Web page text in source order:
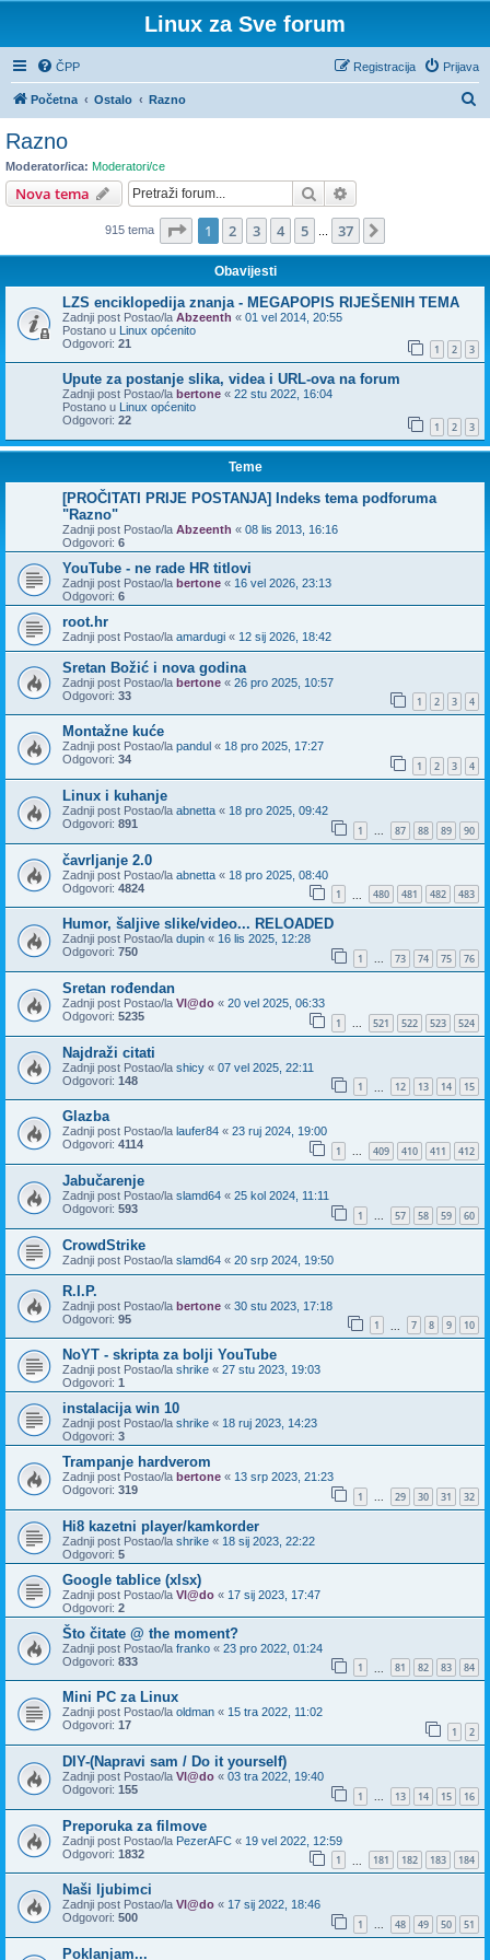
Linux za Sve forum
ČPP Prijava
Registracija
Početna Ostalo Razno
ž
Razno
Moderator/ica: Moderatori/ce
Nova tema Pretražnik
915 tema Stranica: 1/ 37.
1 2 3 4 5 37
Obavijesti
LZS enciklopedija znanja - MEGAPOPIS RIJEŠENIH TEMA
Zadnji post Postao/la Abzeenth « 01 vel 2014, 20:55
Postano u Linux općenito
Odgovori: 21 1 2 3
Upute za postanje slika, videa i URL-ova na forum
Zadnji post Postao/la bertone « 22 stu 2022, 16:04
Postano u Linux općenito
Odgovori: 22 1 2 3
Teme
[PROČITATI PRIJE POSTANJA] Indeks tema podforuma
"Razno"
Zadnji post Postao/la Abzeenth « 08 lis 2013, 16:16
Odgovori: 6
YouTube - ne rade HR titlovi
Zadnji post Postao/la bertone « 16 vel 2026, 23:13
Odgovori: 6
root.hr
Zadnji post Postao/la amardugi « 12 sij 2026, 18:42
Sretan Božić i nova godina
Zadnji post Postao/la bertone « 26 pro 2025, 10:57
Odgovori: 33 1 2 3 4
Montažne kuće
Zadnji post Postao/la pandul « 18 pro 2025, 17:27
Odgovori: 34 1 2 3 4
Linux i kuhanje
Zadnji post Postao/la abnetta « 18 pro 2025, 09:42
Odgovori: 891 1 ... 87 88 89 90
čavrljanje 2.0
Zadnji post Postao/la abnetta « 18 pro 2025, 08:40
Odgovori: 4824 1 480 481 482 483
Humor, šaljive slike/video... RELOADED
Zadnji post Postao/la dupin « 16 lis 2025, 12:28
Odgovori: 750 1 ... 73 74 75 76
Sretan rođendan
Zadnji post Postao/la Vl@do « 20 vel 2025, 06:33
Odgovori: 5235 1 ... 521 522 523 524
Najdraži citati
Zadnji post Postao/la shicy « 07 vel 2025, 22:11
Odgovori: 148 1 12 13 14 15
Glazba
Zadnji post Postao/la laufer84 « 23 ruj 2024, 19:00
Odgovori: 4114 1 ... 409 410 411 412
Jabučarenje
Zadnji post Postao/la slamd64 « 25 kol 2024, 11:11
Odgovori: 593 1 ... 57 58 59 60
CrowdStrike
Zadnji post Postao/la slamd64 « 20 srp 2024, 19:50
R.I.P.
Zadnji post Postao/la bertone « 30 stu 2023, 17:18
Odgovori: 95 1 7 8 9 10
NoYT - skripta za bolji YouTube
Zadnji post Postao/la shrike « 27 stu 2023, 19:03
Odgovori: 1
instalacija win 10
Zadnji post Postao/la shrike « 18 ruj 2023, 14:23
Odgovori: 3
Trampanje hardverom
Zadnji post Postao/la bertone « 13 srp 2023, 21:23
Odgovori: 319 1 ... 29 30 31 32
Hi8 kazetni player/kamkorder
Zadnji post Postao/la shrike « 18 sij 2023, 22:22
Odgovori: 5
Google tablice (xlsx)
Zadnji post Postao/la Vl@do « 17 sij 2023, 17:47
Odgovori: 2
Što čitate @ the moment?
Zadnji post Postao/la franko « 23 pro 2022, 01:24
Odgovori: 833 1 81 82 83 84
Mini PC za Linux
Zadnji post Postao/la oldman « 15 tra 2022, 11:02
Odgovori: 17 1 2
DIY-(Napravi sam / Do it yourself)
Zadnji post Postao/la Vl@do « 03 tra 2022, 19:40
Odgovori: 155 1 ... 13 14 15 16
Preporuka za filmove
Zadnji post Postao/la PezerAFC « 19 vel 2022, 12:59
Odgovori: 1832 1 181 182 183 184
Naši ljubimci
Zadnji post Postao/la Vl@do « 17 sij 2022, 18:46
Odgovori: 500 1 ... 48 49 50 51
Poklanjam...